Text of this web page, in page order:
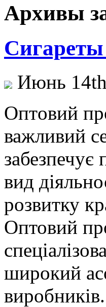
Архивы
Сигареты
Июнь
Oптoвий
важливий
вид
розвитку
Оптовий
широкий